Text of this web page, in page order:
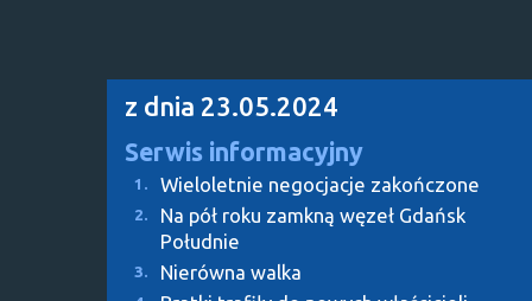
z dnia 23.05.2024
Serwis informacyjny
1. Wieloletnie negocjacje zakończone
2.
Na pół roku zamkną węzeł Gdańsk
Południe
3. Nierówna walka